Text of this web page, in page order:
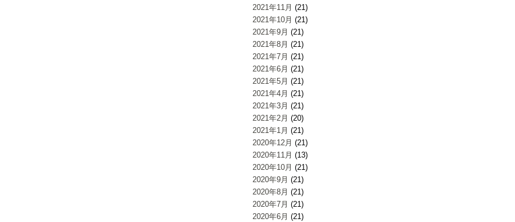
2021年11月 (21)
2021年10月 (21)
2021年9月 (21)
2021年8月 (21)
2021年7月 (21)
2021年6月 (21)
2021年5月 (21)
2021年4月 (21)
2021年3月 (21)
2021年2月 (20)
2021年1月 (21)
2020年12月 (21)
2020年11月 (13)
2020年10月 (21)
2020年9月 (21)
2020年8月 (21)
2020年7月 (21)
2020年6月 (21)